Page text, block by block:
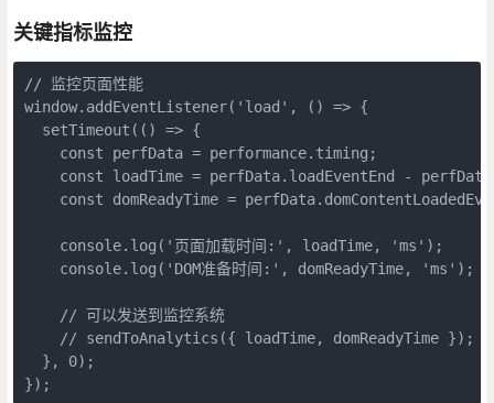
关键指标监控
// 监控页面性能
window.addEventListener('load', () => {
  setTimeout(() => {
    const perfData = performance.timing;
const loadTime = perfData.loadEventEnd -
const domReadyTime =
    console.log('页面加载时间:', loadTime, 'ms');
    console.log('DOM准备时间:', domReadyTime, 'ms');
    // 可以发送到监控系统
    // sendToAnalytics({ loadTime, domReadyTime });
  }, 0);
});